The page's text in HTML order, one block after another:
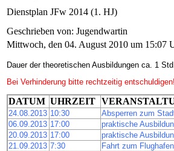
Dienstplan JFw 2014 (1. HJ)
Geschrieben von: Jugendwartin
Mittwoch, den 04. August 2010 um 15:07
Dauer der theoretischen Ausbildungen ca. 1 Std.
Bei Verhinderung bitte rechtzeitig
DATUM UHRZEIT
24.08.2013 10:30
Absperren zum
06.09.2013 17:00
praktische
20.09.2013 17:00
praktische
21.09.2013 7:30
Fahrt zum